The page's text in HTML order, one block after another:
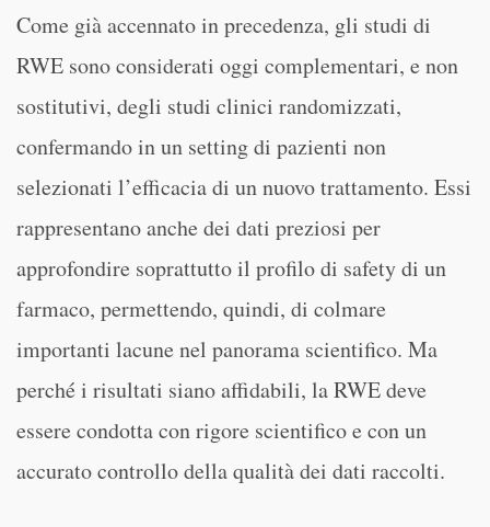
Come già accennato in precedenza, gli studi di
RWE sono considerati oggi complementari, e non
sostitutivi, degli studi clinici randomizzati,
confermando in un setting di pazienti non
selezionati l’efficacia di un nuovo trattamento. Essi
rappresentano anche dei dati preziosi per
approfondire soprattutto il profilo di safety di un
farmaco, permettendo, quindi, di colmare
importanti lacune nel panorama scientifico. Ma
perché i risultati siano affidabili, la RWE deve
essere condotta con rigore scientifico e con un
accurato controllo della qualità dei dati raccolti.